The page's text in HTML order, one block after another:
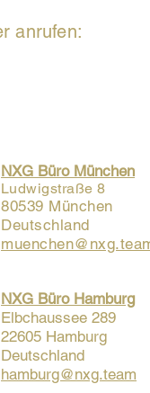
anrufen:
NXG Büro München
Ludwigstraße 8
80539 München
Deutschland
​NXG Büro Hamburg
Elbchaussee 289
22605 Hamburg
Deutschland
hamburg@nxg.team